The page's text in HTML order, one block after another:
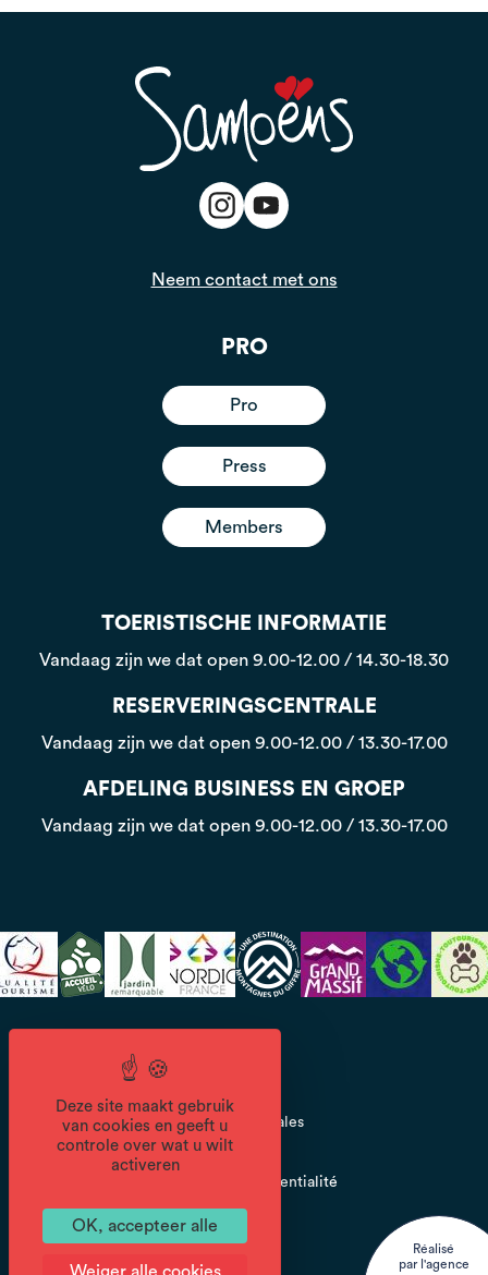
Neem contact met ons
PRO
Pro
Press
Members
TOERISTISCHE INFORMATIE
Vandaag zijn we dat open 9.00-12.00 / 14.30-18.30
RESERVERINGSCENTRALE
Vandaag zijn we dat open 9.00-12.00 / 13.30-17.00
AFDELING BUSINESS EN GROEP
Vandaag zijn we dat open 9.00-12.00 / 13.30-17.00
Mentions légales
Politique de confidentialité
Réalisé
par l'agence
Deze site maakt gebruik
van cookies en geeft u
controle over wat u wilt
activeren
OK, accepteer alle